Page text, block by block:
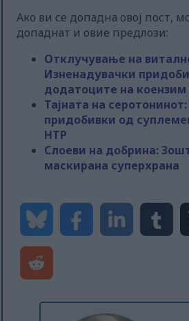
Ако ви се допадна овој пост,
допаднат и овие предлози:
Отклучување на
Изненадувачки
додатоците на коензим
Тајната на
придобивки од
HTP
Слоеви на добрина:
маскирана суперхрана